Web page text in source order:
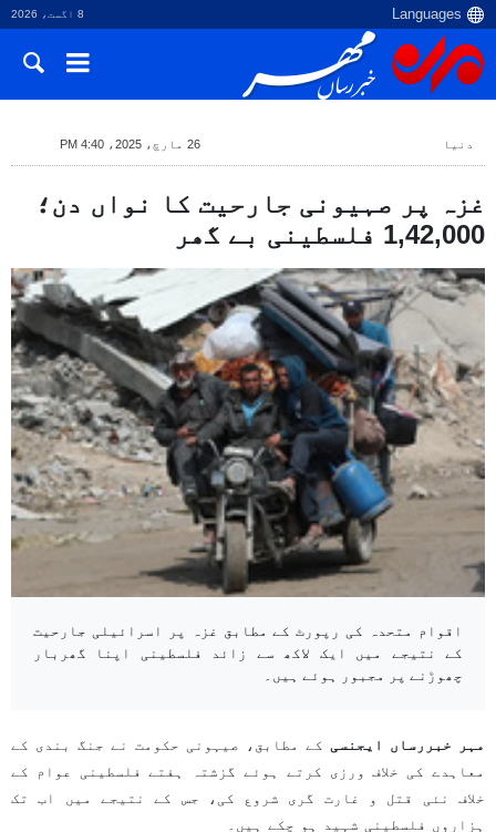
8 اگست، 2026
دنیا 26 مارچ، 2025، 4:40 PM
غزہ پر صہیونی جارحیت کا نواں دن؛
1,42,000 فلسطینی بے گھر
اقوام متحدہ کی رپورٹ کے مطابق غزہ پر اسرائیلی جارحیت
کے نتیجے میں ایک لاکھ سے زائد فلسطینی اپنا گھربار
چھوڑنے پر مجبور ہوئے ہیں۔
مہر خبررساں ایجنسی کے مطابق، صیہونی حکومت نے جنگ بندی کے
معاہدے کی خلاف ورزی کرتے ہوئے گزشتہ ہفتے فلسطینی عوام کے
خلاف نئی قتل و غارت گری شروع کی، جس کے نتیجے میں اب تک
ہزاروں فلسطینی شہید ہو چکے ہیں۔